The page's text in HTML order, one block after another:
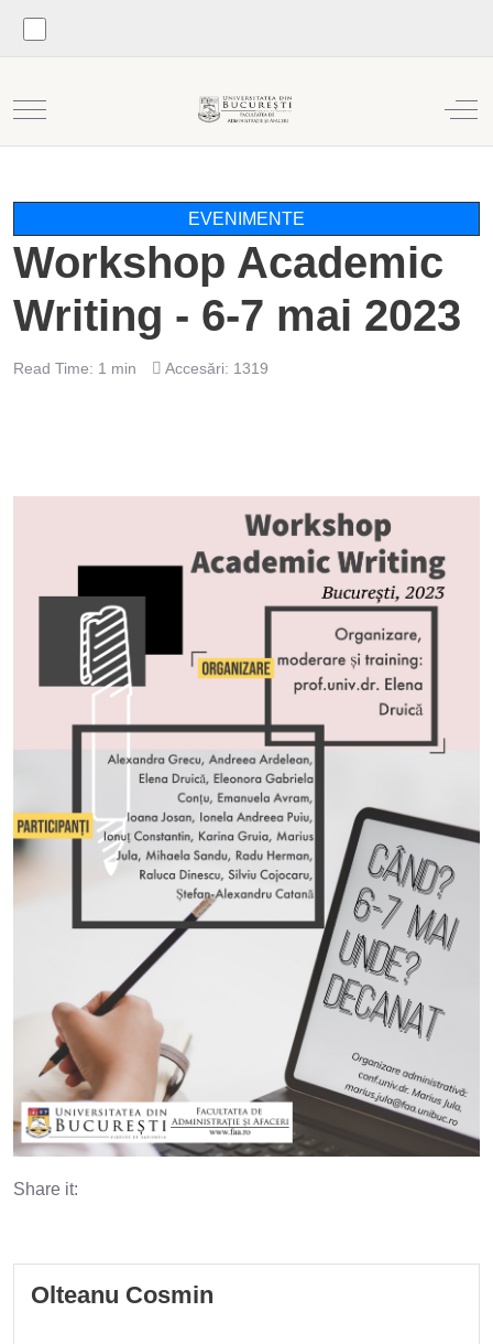
Mobile Menu Toggle Off-
EVENIMENTE
Workshop Academic
Writing - 6-7 mai 2023
Read Time: 1 min Accesări: 1319
Share it:
Olteanu Cosmin